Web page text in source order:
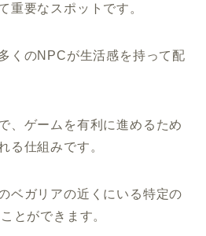
重要なスポットです。
くのNPCが生活感を持って配
、ゲームを有利に進めるため
る仕組みです。
ベガリアの近くにいる特定の
とができます。